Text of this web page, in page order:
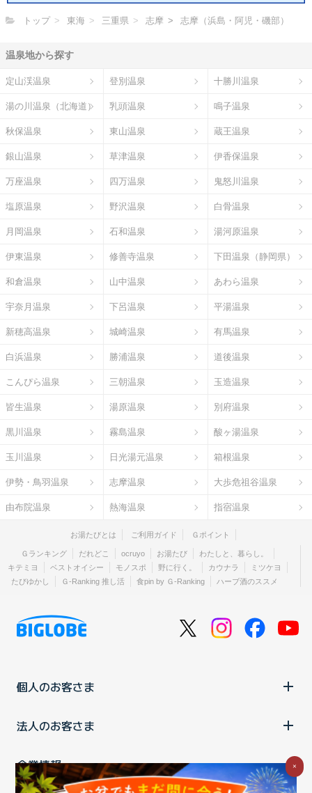
トップ 東海 三重県 志摩 志摩（浜島・阿児・磯部）
温泉地から探す
定山渓温泉 登別温泉 十勝川温泉
湯の川温泉（北海道） 乳頭温泉 鳴子温泉
秋保温泉 東山温泉 蔵王温泉
銀山温泉 草津温泉 伊香保温泉
万座温泉 四万温泉 鬼怒川温泉
塩原温泉 野沢温泉 白骨温泉
月岡温泉 石和温泉 湯河原温泉
伊東温泉 修善寺温泉 下田温泉（静岡県）
和倉温泉 山中温泉 あわら温泉
宇奈月温泉 下呂温泉 平湯温泉
新穂高温泉 城崎温泉 有馬温泉
白浜温泉 勝浦温泉 道後温泉
こんぴら温泉 三朝温泉 玉造温泉
皆生温泉 湯原温泉 別府温泉
黒川温泉 霧島温泉 酸ヶ湯温泉
玉川温泉 日光湯元温泉 箱根温泉
伊勢・鳥羽温泉 志摩温泉 大歩危祖谷温泉
由布院温泉 熱海温泉 指宿温泉
お湯たびとは ご利用ガイド Ｇポイント
Ｇランキング だれどこ ocruyo お湯たび
わたしと、暮らし。
キテミヨ
ベストオイシー モノスポ 野に行く。 カウナラ
ミツケヨ
たびゆかし
Ｇ-Ranking 推し活 食pin by Ｇ-Ranking ハーブ酒のススメ
個人のお客さま
法人のお客さま
企業情報 ×